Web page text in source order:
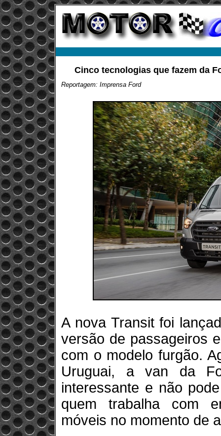
Cinco tecnologias que fazem da
Reportagem: Imprensa Ford
A nova Transit foi
versão de passageiros
com o modelo furgão.
Uruguai, a van da
interessante e não
quem trabalha com
móveis no momento de